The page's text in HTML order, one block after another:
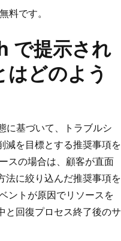
料です。
で提示され
どのよう
に基づいて、トラブルシ
減を目標とする推奨事項を
スの場合は、顧客が直面
法に絞り込んだ推奨事項を
ントが原因でリソースを
と回復プロセス終了後のサ